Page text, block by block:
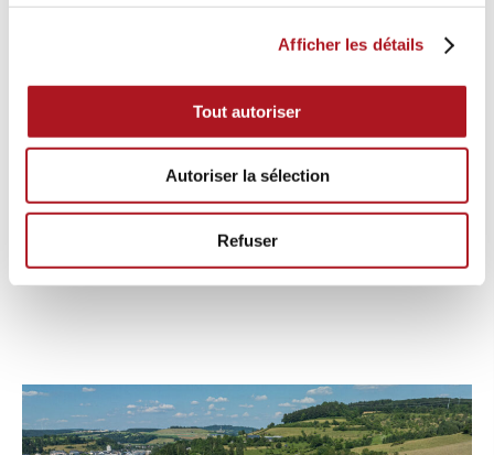
Afficher les détails
Tout autoriser
Autoriser la sélection
Refuser